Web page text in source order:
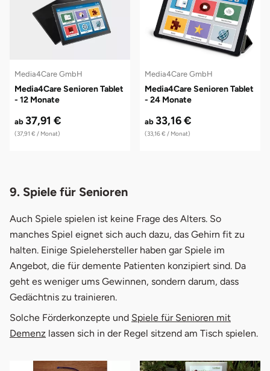
Media4Care GmbH
Media4Care Senioren Tablet
- 12 Monate
ab 37,91 €
(37,91 € / Monat)
Media4Care GmbH
Media4Care Senioren Tablet
- 24 Monate
ab 33,16 €
(33,16 € / Monat)
9. Spiele für Senioren
Auch Spiele spielen ist keine Frage des Alters. So
manches Spiel eignet sich auch dazu, das Gehirn fit zu
halten. Einige Spielehersteller haben gar Spiele im
Angebot, die für demente Patienten konzipiert sind. Da
geht es weniger ums Gewinnen, sondern darum, dass
Gedächtnis zu trainieren.
Solche Förderkonzepte und Spiele für Senioren mit
Demenz lassen sich in der Regel sitzend am Tisch spielen.